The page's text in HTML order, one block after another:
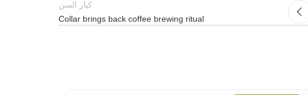
كبار السن
Collar brings back coffee brewing ritual